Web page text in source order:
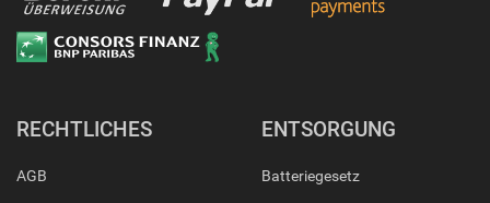
RECHTLICHES
AGB
ENTSORGUNG
Batteriegesetz